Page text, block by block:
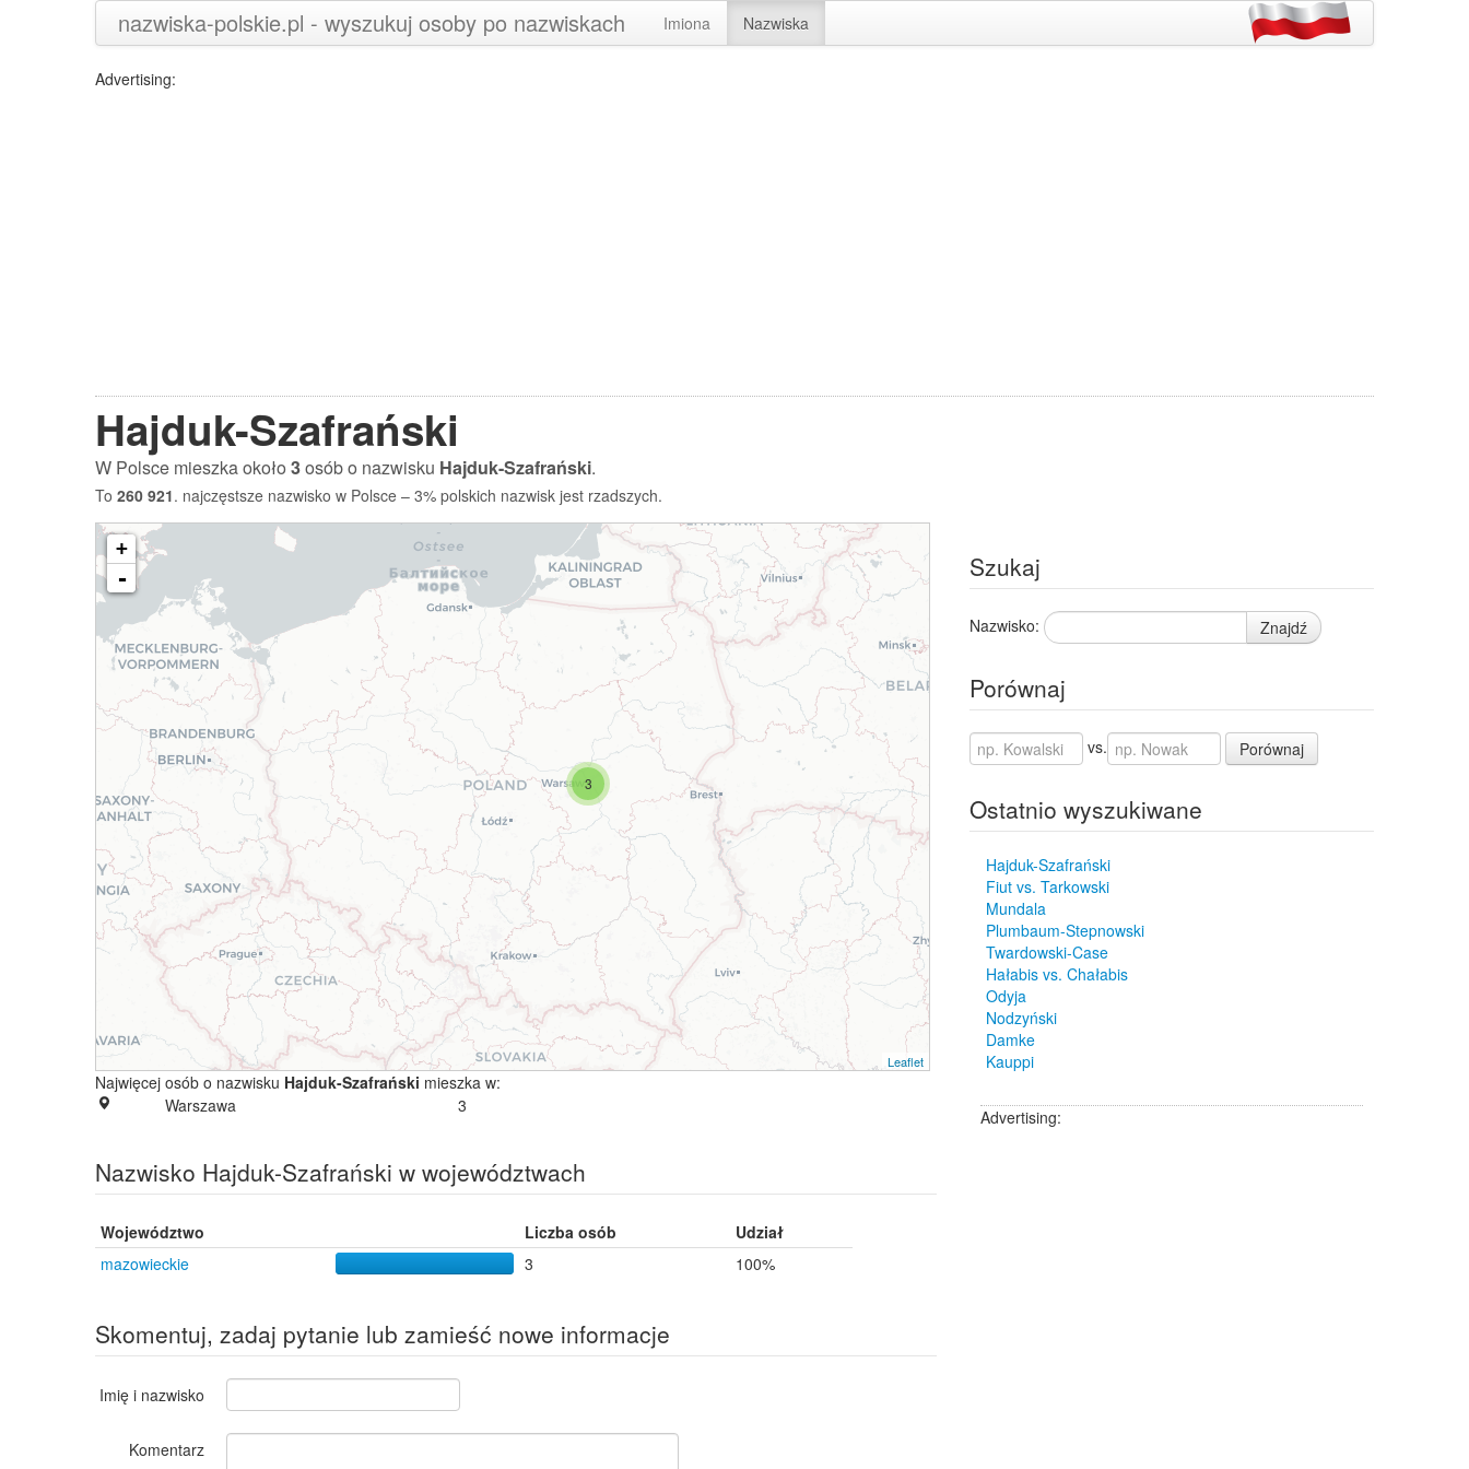
nazwiska-polskie.pl - wyszukuj osoby po nazwiskach Imiona Nazwiska
Advertising:
Hajduk-Szafrański
W Polsce mieszka około3osób o nazwisku Hajduk-Szafrański.
To 260 921. najczęstsze nazwisko w Polsce – 3% polskich nazwisk jest rzadszych.
3
+
-
Leaflet
Najwięcej osób o nazwisku Hajduk-Szafrański mieszka w:
Warszawa
3
Nazwisko Hajduk-Szafrański w województwach
Województwo Liczba osób
Udział
mazowieckie
3 100%
Skomentuj, zadaj pytanie lub zamieść nowe informacje
Imię i nazwisko
Komentarz
Szukaj
Nazwisko: Znajdź
Porównaj
vs. Porównaj
Ostatnio wyszukiwane
Hajduk-Szafrański
Fiut vs. Tarkowski
Mundala
Plumbaum-Stepnowski
Twardowski-Case
Hałabis vs. Chałabis
Odyja
Nodzyński
Damke
Kauppi
Advertising: